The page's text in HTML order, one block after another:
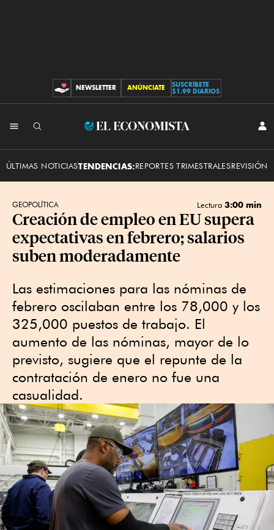
CONTRIBUCIONES
NEWSLETTER ANÚNCIATE
SUSCRÍBETE
$1.99 DIARIOS
El
ÚLTIMAS NOTICIASTENDENCIAS:REPORTES TRIMESTRALESREVISIÓN
GEOPOLÍTICA Lectura 3:00 min
Creación de empleo en EU supera
expectativas en febrero; salarios
suben moderadamente
Las estimaciones para las nóminas de
febrero oscilaban entre los 78,000 y los
325,000 puestos de trabajo. El
aumento de las nóminas, mayor de lo
previsto, sugiere que el repunte de la
contratación de enero no fue una
casualidad.